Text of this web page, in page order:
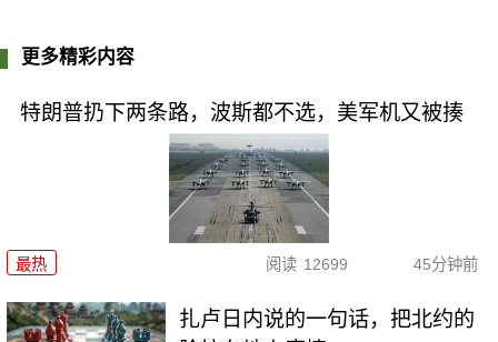
更多精彩内容
特朗普扔下两条路，波斯都不选，美军机又被揍
最热 阅读 12699 45分钟前
扎卢日内说的一句话，把北约的